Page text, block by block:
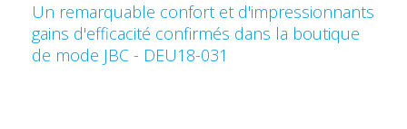
Un remarquable confort et d'impressionnants
gains d'efficacité confirmés dans la boutique
de mode JBC - DEU18-031